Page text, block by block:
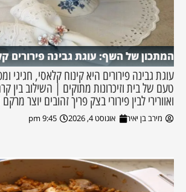
המתכון של השף: עוגת גבינה פירורים
עוגת גבינה פירורים היא קינוח קלאסי, חגיגי
טעם של בית וזיכרונות מתוקים | השילוב בין
ואוורירי לבין פירורי בצק פריך זהובים יוצר
מירב בן יאיר אוגוסט 4, 2026 9:45 pm